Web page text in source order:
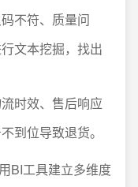
不符、质量问
文本挖掘，找出
时效、售后响应
到位导致退货。
BI工具建立多维度